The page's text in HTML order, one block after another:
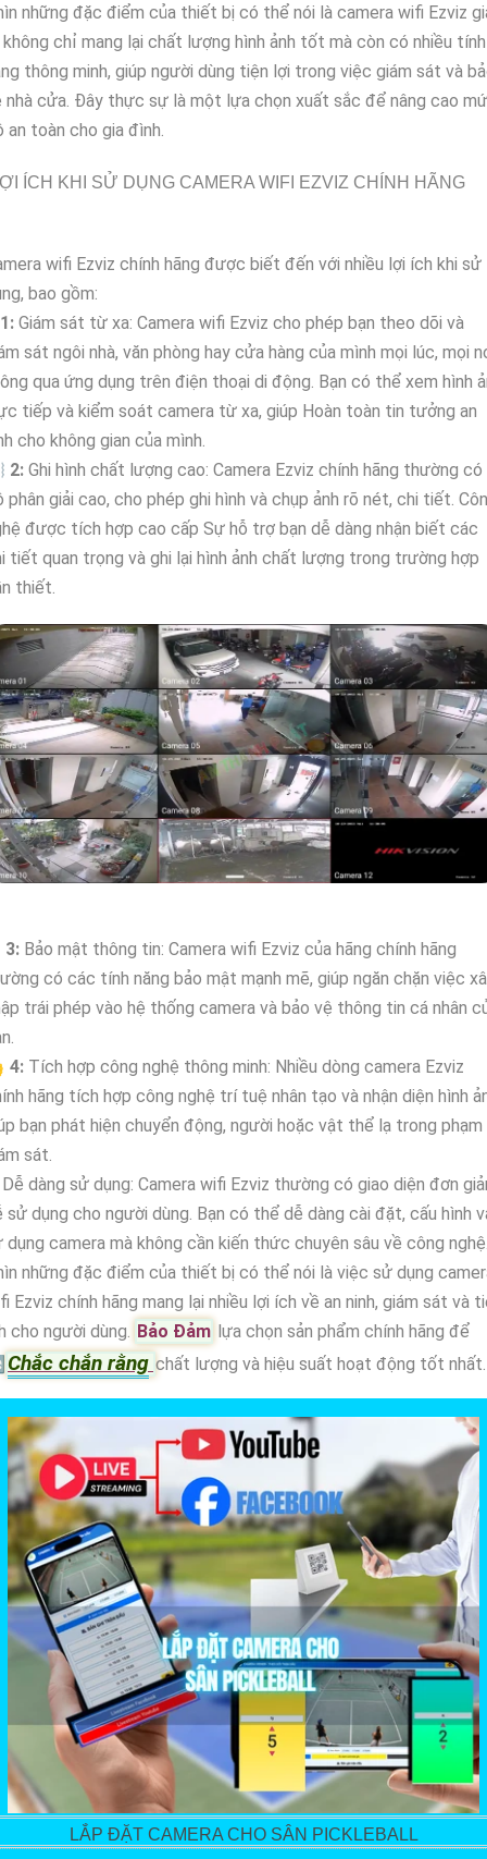
những đặc điểm của thiết bị có thể nói là camera wifi Ezviz
không chỉ mang lại chất lượng hình ảnh tốt mà còn có nhiều tính
thông minh, giúp người dùng tiện lợi trong việc giám sát và
nhà cửa. Đây thực sự là một lựa chọn xuất sắc để nâng cao
an toàn cho gia đình.
ÍCH KHI SỬ DỤNG CAMERA WIFI EZVIZ CHÍNH HÃNG
wifi Ezviz chính hãng được biết đến với nhiều lợi ích khi sử
bao gồm:
1: Giám sát từ xa: Camera wifi Ezviz cho phép bạn theo dõi và
sát ngôi nhà, văn phòng hay cửa hàng của mình mọi lúc, mọi
qua ứng dụng trên điện thoại di động. Bạn có thể xem hình
tiếp và kiểm soát camera từ xa, giúp Hoàn toàn tin tưởng an
cho không gian của mình.
2: Ghi hình chất lượng cao: Camera Ezviz chính hãng thường có
phân giải cao, cho phép ghi hình và chụp ảnh rõ nét, chi tiết.
được tích hợp cao cấp Sự hỗ trợ bạn dễ dàng nhận biết các
tiết quan trọng và ghi lại hình ảnh chất lượng trong trường hợp
thiết.
3: Bảo mật thông tin: Camera wifi Ezviz của hãng chính hãng
có các tính năng bảo mật mạnh mẽ, giúp ngăn chặn việc
trái phép vào hệ thống camera và bảo vệ thông tin cá nhân
4: Tích hợp công nghệ thông minh: Nhiều dòng camera Ezviz
hãng tích hợp công nghệ trí tuệ nhân tạo và nhận diện hình
bạn phát hiện chuyển động, người hoặc vật thể lạ trong phạm
sát.
dàng sử dụng: Camera wifi Ezviz thường có giao diện đơn
sử dụng cho người dùng. Bạn có thể dễ dàng cài đặt, cấu hình
dụng camera mà không cần kiến thức chuyên sâu về công
những đặc điểm của thiết bị có thể nói là việc sử dụng
Ezviz chính hãng mang lại nhiều lợi ích về an ninh, giám sát và
cho người dùng. Bảo Đảm lựa chọn sản phẩm chính hãng để
Chắc chắn rằng chất lượng và hiệu suất hoạt động tốt nhất.
LẮP ĐẶT CAMERA CHO SÂN PICKLEBALL